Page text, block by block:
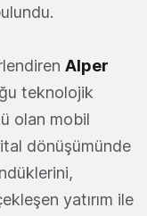
Alper
teknolojik
olan mobil
dönüşümünde
yatırım ile